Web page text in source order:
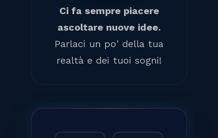
Ci fa sempre piacere
ascoltare nuove idee.
Parlaci un po' della tua
realtà e dei tuoi sogni!